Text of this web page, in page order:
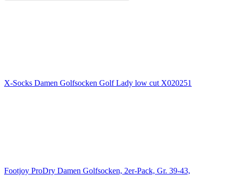
X-Socks Damen Golfsocken Golf Lady low cut X020251
Footjoy ProDry Damen Golfsocken, 2er-Pack, Gr. 39-43,